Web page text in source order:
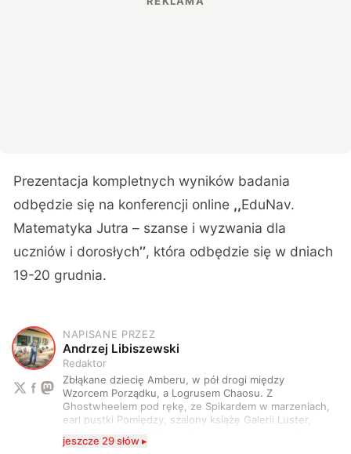
Prezentacja kompletnych wyników badania
odbędzie się na konferencji online ,,EduNav.
Matematyka Jutra – szanse i wyzwania dla
uczniów i dorosłych’’, która odbędzie się w dniach
19-20 grudnia.
A
NAPISANE PRZEZ
Andrzej Libiszewski
Redaktor
Zbłąkane dziecię Amberu, w pół drogi między
Wzorcem Porządku, a Logrusem Chaosu. Z
Ghostwheelem pod rękę, ze Spikardem w marzeniach,
earl pustki Pomiędzy, szalony książę Galerii Luster,
karta Tarota nakreślona między wtedy, a teraz. A
serio? Pisaniem o szeroko pojętej technice o zajmuję
jeszcze 29 słów ▸